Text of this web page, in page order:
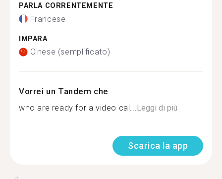
PARLA CORRENTEMENTE
Francese
IMPARA
Cinese (semplificato)
Vorrei un Tandem che
who are ready for a video cal...Leggi di più
Scarica la app